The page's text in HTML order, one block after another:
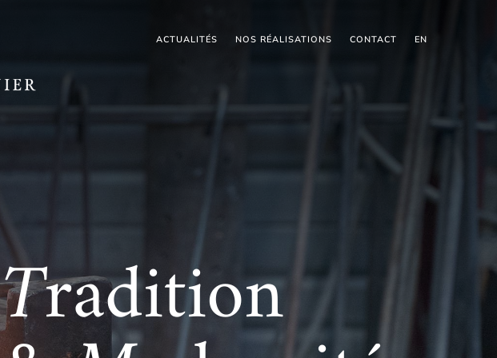
ACTUALITÉS NOS RÉALISATIONS CONTACT EN
ACTUALITÉS NOS RÉALISATIONS CONTACT EN
Tradition